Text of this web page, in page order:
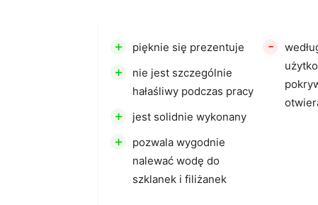
+ pięknie się prezentuje
+
nie jest szczególnie
hałaśliwy podczas pracy
+ jest solidnie wykonany
+
pozwala wygodnie
nalewać wodę do
szklanek i filiżanek
-